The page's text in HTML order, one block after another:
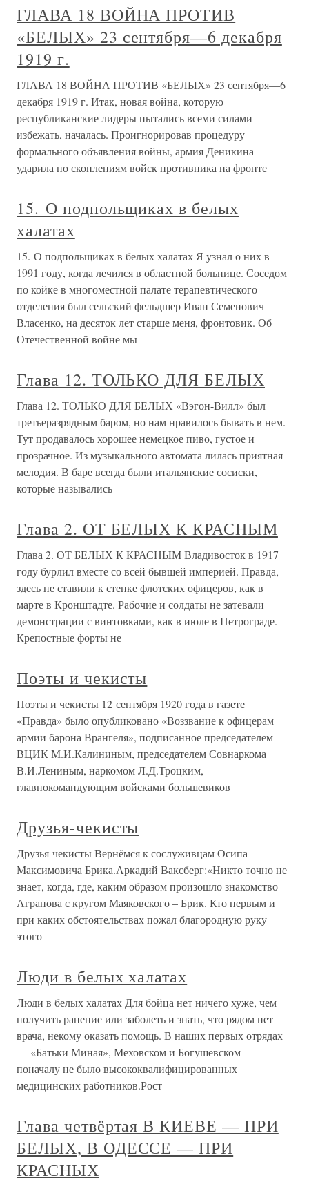
ГЛАВА 18 ВОЙНА ПРОТИВ
«БЕЛЫХ» 23 сентября—6 декабря
1919 г.
ГЛАВА 18 ВОЙНА ПРОТИВ «БЕЛЫХ» 23 сентября—6
декабря 1919 г. Итак, новая война, которую
республиканские лидеры пытались всеми силами
избежать, началась. Проигнорировав процедуру
формального объявления войны, армия Деникина
ударила по скоплениям войск противника на фронте
15. О подпольщиках в белых
халатах
15. О подпольщиках в белых халатах Я узнал о них в
1991 году, когда лечился в областной больнице. Соседом
по койке в многоместной палате терапевтического
отделения был сельский фельдшер Иван Семенович
Власенко, на десяток лет старше меня, фронтовик. Об
Отечественной войне мы
Глава 12. ТОЛЬКО ДЛЯ БЕЛЫХ
Глава 12. ТОЛЬКО ДЛЯ БЕЛЫХ «Вэгон-Вилл» был
третьеразрядным баром, но нам нравилось бывать в нем.
Тут продавалось хорошее немецкое пиво, густое и
прозрачное. Из музыкального автомата лилась приятная
мелодия. В баре всегда были итальянские сосиски,
которые назывались
Глава 2. ОТ БЕЛЫХ К КРАСНЫМ
Глава 2. ОТ БЕЛЫХ К КРАСНЫМ Владивосток в 1917
году бурлил вместе со всей бывшей империей. Правда,
здесь не ставили к стенке флотских офицеров, как в
марте в Кронштадте. Рабочие и солдаты не затевали
демонстрации с винтовками, как в июле в Петрограде.
Крепостные форты не
Поэты и чекисты
Поэты и чекисты 12 сентября 1920 года в газете
«Правда» было опубликовано «Воззвание к офицерам
армии барона Врангеля», подписанное председателем
ВЦИК М.И.Калининым, председателем Совнаркома
В.И.Лениным, наркомом Л.Д.Троцким,
главнокомандующим войсками большевиков
Друзья-чекисты
Друзья-чекисты Вернёмся к сослуживцам Осипа
Максимовича Брика.Аркадий Ваксберг:«Никто точно не
знает, когда, где, каким образом произошло знакомство
Агранова с кругом Маяковского – Брик. Кто первым и
при каких обстоятельствах пожал благородную руку
этого
Люди в белых халатах
Люди в белых халатах Для бойца нет ничего хуже, чем
получить ранение или заболеть и знать, что рядом нет
врача, некому оказать помощь. В наших первых отрядах
— «Батьки Миная», Меховском и Богушевском —
поначалу не было высококвалифицированных
медицинских работников.Рост
Глава четвёртая В КИЕВЕ — ПРИ
БЕЛЫХ, В ОДЕССЕ — ПРИ
КРАСНЫХ